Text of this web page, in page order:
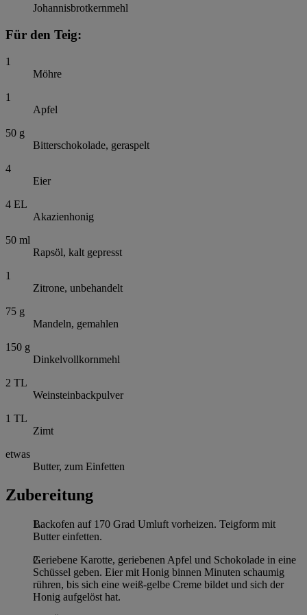
Johannisbrotkernmehl
Für den Teig:
1
Möhre
1
Apfel
50 g
Bitterschokolade, geraspelt
4
Eier
4 EL
Akazienhonig
50 ml
Rapsöl, kalt gepresst
1
Zitrone, unbehandelt
75 g
Mandeln, gemahlen
150 g
Dinkelvollkornmehl
2 TL
Weinsteinbackpulver
1 TL
Zimt
etwas
Butter, zum Einfetten
Zubereitung
Backofen auf 170 Grad Umluft vorheizen. Teigform mit
Butter einfetten.
Geriebene Karotte, geriebenen Apfel und Schokolade in eine
Schüssel geben. Eier mit Honig binnen Minuten schaumig
rühren, bis sich eine weiß-gelbe Creme bildet und sich der
Honig aufgelöst hat.